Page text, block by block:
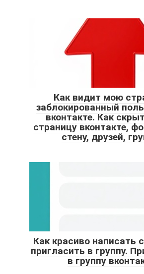
Как видит мою
заблокированный
вконтакте. Как
страницу вконтакте,
стену, друзей,
Как красиво написать
пригласить в группу.
в группу